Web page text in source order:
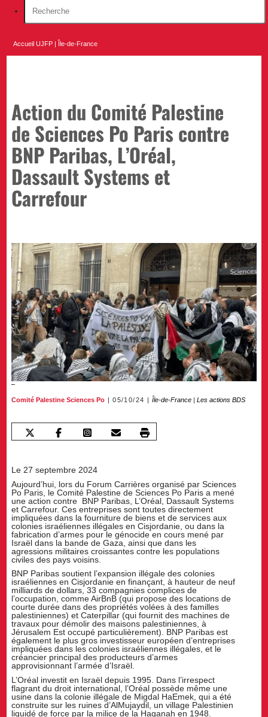
Accueil UJFP Île-de-France
Action du Comité Palestine
de Sciences Po Paris contre
BNP Paribas, L’Oréal,
Dassault Systems et
Carrefour
Comité Palestine Sciences Po 05/10/24 Île-de-France |Les actions BDS
Le 27 septembre 2024
Aujourd’hui, lors du Forum Carrières organisé par Sciences
Po Paris, le Comité Palestine de Sciences Po Paris a mené
une action contre BNP Paribas, L’Oréal, Dassault Systems
et Carrefour. Ces entreprises sont toutes directement
impliquées dans la fourniture de biens et de services aux
colonies israéliennes illégales en Cisjordanie, ou dans la
fabrication d’armes pour le génocide en cours mené par
Israël dans la bande de Gaza, ainsi que dans les
agressions militaires croissantes contre les populations
civiles des pays voisins.
BNP Paribas soutient l’expansion illégale des colonies
israéliennes en Cisjordanie en finançant, à hauteur de neuf
milliards de dollars, 33 compagnies complices de
l’occupation, comme AirBnB (qui propose des locations de
courte durée dans des propriétés volées à des familles
palestiniennes) et Caterpillar (qui fournit des machines de
travaux pour démolir des maisons palestiniennes, à
Jérusalem Est occupé particulièrement). BNP Paribas est
également le plus gros investisseur européen d’entreprises
impliquées dans les colonies israéliennes illégales, et le
créancier principal des producteurs d’armes
approvisionnant l’armée d’Israël.
L’Oréal investit en Israël depuis 1995. Dans l’irrespect
flagrant du droit international, l’Oréal possède même une
usine dans la colonie illégale de Migdal HaEmek, qui a été
construite sur les ruines d’AlMujaydil, un village Palestinien
liquidé de force par la milice de la Haganah en 1948.